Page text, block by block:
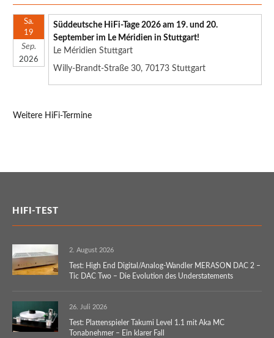
Sa.
19
Sep.
2026
Süddeutsche HiFi-Tage 2026 am 19. und 20.
September im Le Méridien in Stuttgart!
Le Méridien Stuttgart
Willy-Brandt-Straße 30, 70173 Stuttgart
Weitere HiFi-Termine
HIFI-TEST
2. August 2026
Test: High End Digital/Analog-Wandler MERASON DAC 2 –
Tic DAC Two – Die Evolution des Understatements
26. Juli 2026
Test: Plattenspieler Takumi Level 1.1 mit Aka MC
Tonabnehmer – Ein klarer Fall